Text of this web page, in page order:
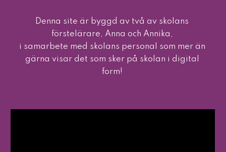
Denna site är byggd av två av skolans
förstelärare, Anna och Annika,
i samarbete med skolans personal som mer än
gärna visar det som sker på skolan i digital
form!